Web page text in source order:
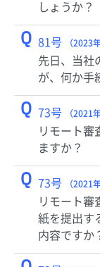
しょうか？
Q 81号 （2023年
先日、当社
が、何か手
Q 73号 （2021年
リモート審
ますか？
Q 73号 （2021年
リモート審
紙を提出す
内容ですか